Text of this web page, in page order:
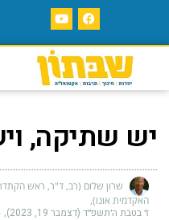
יש שתיקה,
שרון שלום (רב, ד"ר, ראש
האקדמית אונו)
ז׳ בטבת ה׳תשפ״ד (דצמבר 19, 2023)